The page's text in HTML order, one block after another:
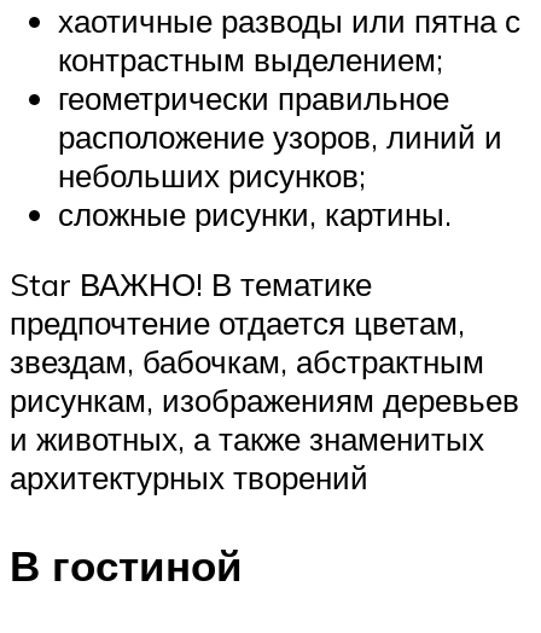
хаотичные разводы или пятна с
контрастным выделением;
геометрически правильное
расположение узоров, линий и
небольших рисунков;
сложные рисунки, картины.
Star ВАЖНО! В тематике
предпочтение отдается цветам,
звездам, бабочкам, абстрактным
рисункам, изображениям деревьев
и животных, а также знаменитых
архитектурных творений
В гостиной